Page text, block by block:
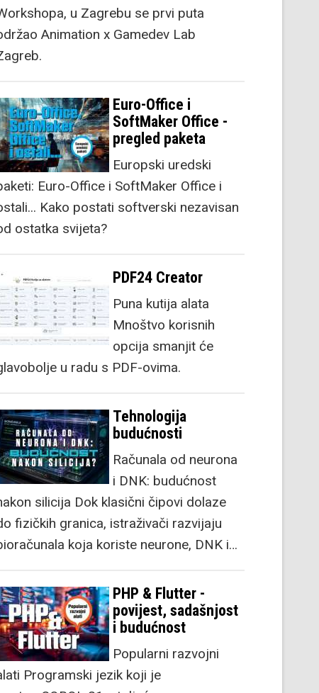
u Zagrebu se prvi puta
Animation x Gamedev Lab
Euro-Office i
SoftMaker Office -
pregled paketa
Europski uredski
Euro-Office i SoftMaker Office i
Kako postati softverski nezavisan
ostatka svijeta?
PDF24 Creator
Puna kutija alata
Mnoštvo korisnih
opcija smanjit će
u radu s PDF-ovima.
Tehnologija
budućnosti
Računala od neurona
i DNK: budućnost
silicija Dok klasični čipovi dolaze
fizičkih granica, istraživači razvijaju
koja koriste neurone, DNK i…
PHP & Flutter -
povijest, sadašnjost
i budućnost
Popularni razvojni
Programski jezik koji je